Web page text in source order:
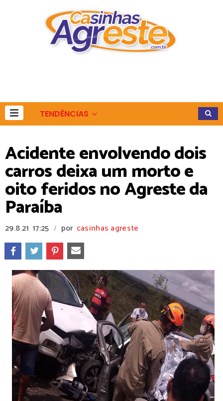
TENDÊNCIAS
Acidente envolvendo dois
carros deixa um morto e
oito feridos no Agreste da
Paraíba
29.8.21 17:25 / por casinhas agreste